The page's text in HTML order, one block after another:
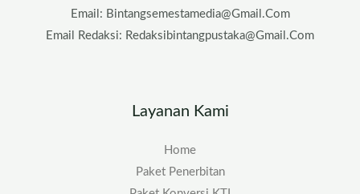
Email: Bintangsemestamedia@gmail.com
Email Redaksi: Redaksibintangpustaka@gmail.com
Layanan Kami
Home
Paket Penerbitan